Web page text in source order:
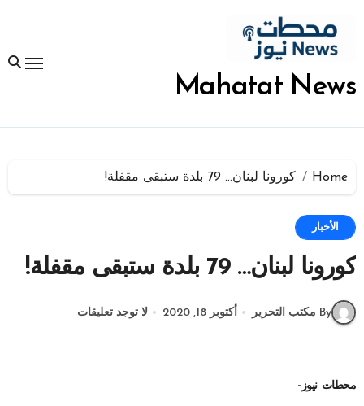
المحتوى
Mahatat News
Home كورونا لبنان… 79 بلدة ستبقى مقفلة!
الأخبار
كورونا لبنان… 79 بلدة ستبقى مقفلة!
By مكتب التحرير أكتوبر 18, 2020 لا توجد تعليقات
محطات نيوز-